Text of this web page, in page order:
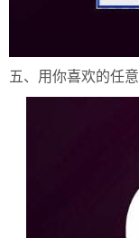
五、用你喜欢的任